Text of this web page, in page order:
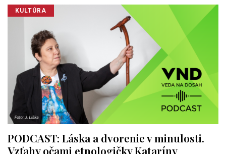
KULTÚRA
PODCAST: Láska a dvorenie v minulosti.
Vzťahy očami etnologičky Kataríny